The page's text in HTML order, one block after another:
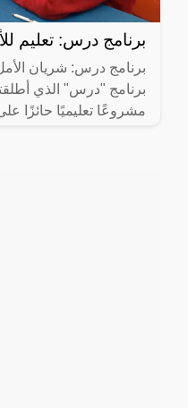
برنامج درس: تعليم
برنامج درس: شريان
مشروعًا تعليميًا حائزًا